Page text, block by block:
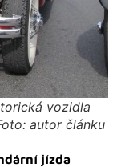
vozidla
autor článku
jízda